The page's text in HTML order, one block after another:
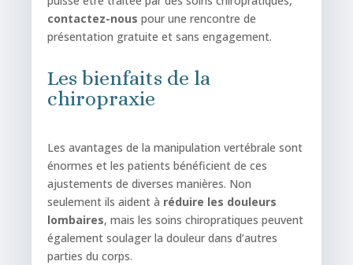
contactez-nous pour une rencontre de
présentation gratuite et sans engagement.
Les bienfaits de la
chiropraxie
Les avantages de la manipulation vertébrale sont
énormes et les patients bénéficient de ces
ajustements de diverses manières. Non
seulement ils aident à réduire les douleurs
lombaires, mais les soins chiropratiques peuvent
également soulager la douleur dans d’autres
parties du corps.